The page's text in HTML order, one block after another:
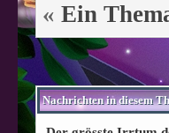
« Ein
Nachrichten in diesem